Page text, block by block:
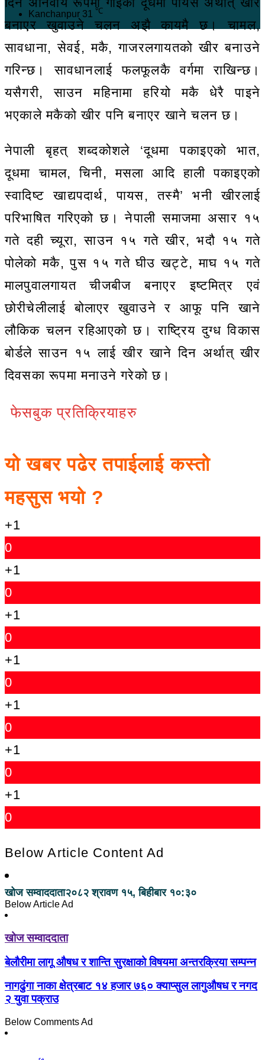
Kanchanpur 31 ℃
बनाएर खुवाउने चलन अझै कायमै छ। चामल,
सावधाना, सेवई, मकै, गाजरलगायतको खीर बनाउने
गरिन्छ। सावधानलाई फलफूलकै वर्गमा राखिन्छ।
यसैगरी, साउन महिनामा हरियो मकै धेरै पाइने
भएकाले मकैको खीर पनि बनाएर खाने चलन छ।
नेपाली बृहत् शब्दकोशले ‘दूधमा पकाइएको भात,
दूधमा चामल, चिनी, मसला आदि हाली पकाइएको
स्वादिष्ट खाद्यपदार्थ, पायस, तस्मै’ भनी खीरलाई
परिभाषित गरिएको छ। नेपाली समाजमा असार १५
गते दही च्यूरा, साउन १५ गते खीर, भदौ १५ गते
पोलेको मकै, पुस १५ गते घीउ खट्टे, माघ १५ गते
मालपुवालगायत चीजबीज बनाएर इष्टमित्र एवं
छोरीचेलीलाई बोलाएर खुवाउने र आफू पनि खाने
लौकिक चलन रहिआएको छ। राष्ट्रिय दुग्ध विकास
बोर्डले साउन १५ लाई खीर खाने दिन अर्थात् खीर
दिवसका रूपमा मनाउने गरेको छ।
फेसबुक प्रतिक्रियाहरु
यो खबर पढेर तपाईलाई कस्तो
महसुस भयो ?
+1
0
+1
0
+1
0
+1
0
+1
0
+1
0
+1
0
Below Article Content Ad
खोज सम्वाददाता२०८२ श्रावण १५, बिहीबार १०:३०
Below Article Ad
खोज सम्वाददाता
बेलौरीमा लागू औषध र शान्ति सुरक्षाको विषयमा अन्तरक्रिया सम्पन्न
नागढुंगा नाका क्षेत्रबाट १४ हजार ७६० क्याप्सुल लागुऔषध र नगद
२ युवा पक्राउ
Below Comments Ad